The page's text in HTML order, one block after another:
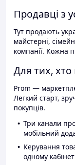
Продавці з
Тут продають
майстерні,
компанії. Кожна
Для тих,
Prom —
Легкий старт,
покупців.
Три канали
мобільний
Керування
одному